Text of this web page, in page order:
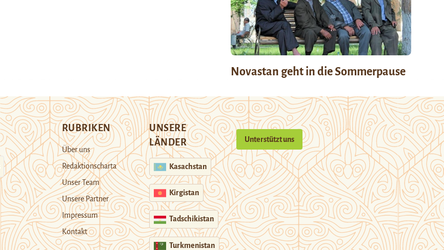
Novastan geht in die Sommerpause
RUBRIKEN
Über uns
Redaktionscharta
Unser Team
Unsere Partner
Impressum
Kontakt
UNSERE
LÄNDER
Kasachstan
Kirgistan
Tadschikistan
Turkmenistan
Unterstützt uns